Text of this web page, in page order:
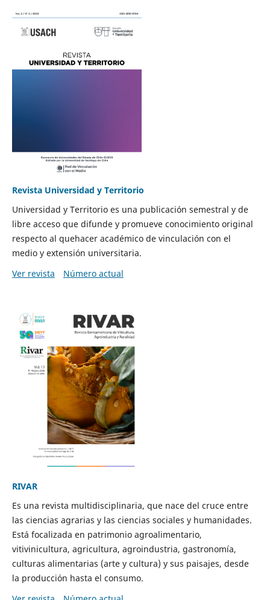
Revista Universidad y Territorio
Universidad y Territorio es una publicación semestral y de
libre acceso que difunde y promueve conocimiento original
respecto al quehacer académico de vinculación con el
medio y extensión universitaria.
Ver revista
Número actual
RIVAR
Es una revista multidisciplinaria, que nace del cruce entre
las ciencias agrarias y las ciencias sociales y humanidades.
Está focalizada en patrimonio agroalimentario,
vitivinicultura, agricultura, agroindustria, gastronomía,
culturas alimentarias (arte y cultura) y sus paisajes, desde
la producción hasta el consumo.